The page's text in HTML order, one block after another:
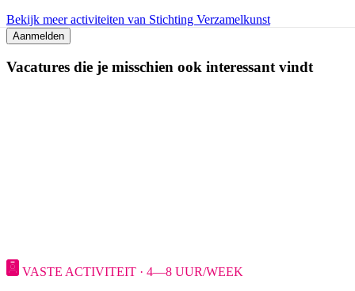
Bekijk meer activiteiten van Stichting Verzamelkunst
Aanmelden
Vacatures die je misschien ook interessant vindt
VASTE ACTIVITEIT · 4—8 UUR/WEEK